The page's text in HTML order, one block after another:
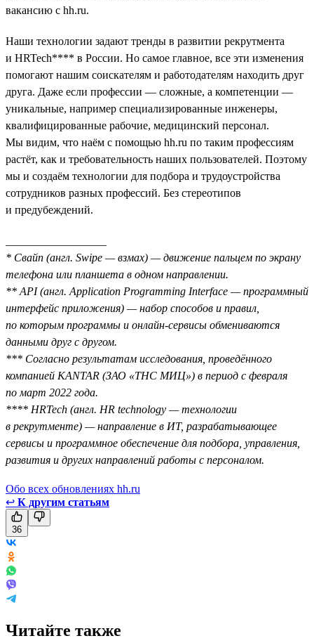
вакансию с hh.ru.
Наши технологии задают тренды в развитии рекрутмента
и HRTech**** в России. Но самое главное, все эти изменения
помогают нашим соискателям и работодателям находить друг
друга. Даже если профессии — сложные, а компетенции —
уникальные, например специализированные инженеры,
квалифицированные рабочие, медицинский персонал.
Мы видим, что наём с помощью hh.ru по таким профессиям
растёт, как и требовательность наших пользователей. Поэтому
мы и создаём технологии для подбора и трудоустройства
сотрудников разных профессий. Без стереотипов
и предубеждений.
* Свайп (англ. Swipe — взмах) — движение пальцем по экрану
телефона или планшета в одном направлении.
** API (англ. Application Programming Interface — программный
интерфейс приложения) — набор способов и правил,
по которым программы и онлайн-сервисы обмениваются
данными друг с другом.
*** Согласно результатам исследования, проведённого
компанией KANTAR (ЗАО «ТНС МИЦ») в период с февраля
по март 2022 года.
**** HRTech (англ. HR technology — технологии
в рекрутменте) — направление в ИТ, разрабатывающее
сервисы и программное обеспечение для подбора, управления,
развития и других направлений работы с персоналом.
Обо всех обновлениях hh.ru
↩ К другим статьям
36
Читайте также